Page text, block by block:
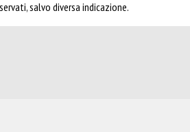
salvo diversa indicazione.